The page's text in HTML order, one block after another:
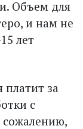
Объем для
и нам не
лет
платит за
с
сожалению,